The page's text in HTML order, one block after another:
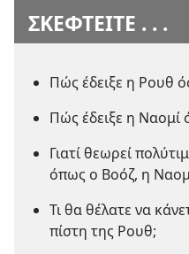
ΣΚΕΦΤΕΙΤΕ . . .
Πώς έδειξε η Ρουθ
Πώς έδειξε η Ναομί
Γιατί θεωρεί
όπως ο Βοόζ, η
Τι θα θέλατε να
πίστη της Ρουθ;